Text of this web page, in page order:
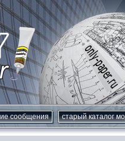
сообщения старый каталог